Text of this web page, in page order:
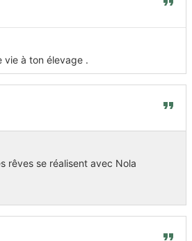
vie à ton élevage .
rêves se réalisent avec Nola